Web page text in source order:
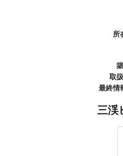
所
取
最終情
三渓